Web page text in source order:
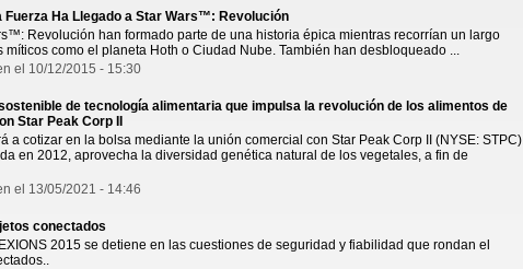
Fuerza Ha Llegado a Star Wars™: Revolución
Revolución han formado parte de una historia épica mientras recorrían un largo
como el planeta Hoth o Ciudad Nube. También han desbloqueado ...
el 10/12/2015 - 15:30
de tecnología alimentaria que impulsa la revolución de los alimentos de
Star Peak Corp II
a cotizar en la bolsa mediante la unión comercial con Star Peak Corp II (NYSE: STPC).
en 2012, aprovecha la diversidad genética natural de los vegetales, a fin de
el 13/05/2021 - 14:46
conectados
2015 se detiene en las cuestiones de seguridad y fiabilidad que rondan el